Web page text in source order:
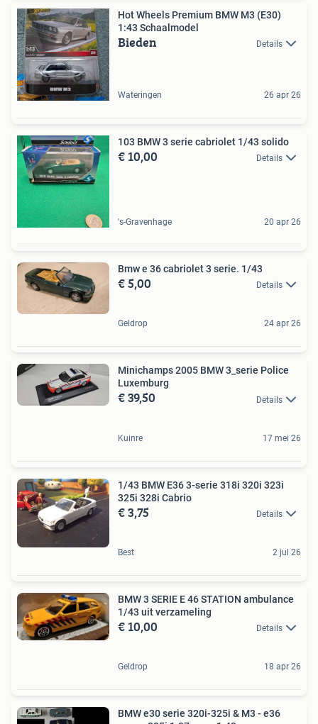
Hot Wheels Premium BMW M3 (E30)
1:43 Schaalmodel
Bieden Details
Wateringen 26 apr 26
103 BMW 3 serie cabriolet 1/43 solido
€ 10,00 Details
's-Gravenhage 20 apr 26
Bmw e 36 cabriolet 3 serie. 1/43
€ 5,00 Details
Geldrop 24 apr 26
Minichamps 2005 BMW 3_serie Police
Luxemburg
€ 39,50 Details
Kuinre 17 mei 26
1/43 BMW E36 3-serie 318i 320i 323i
325i 328i Cabrio
€ 3,75 Details
Best 2 jul 26
BMW 3 SERIE E 46 STATION ambulance
1/43 uit verzameling
€ 10,00 Details
Geldrop 18 apr 26
BMW e30 serie 320i-325i & M3 - e36